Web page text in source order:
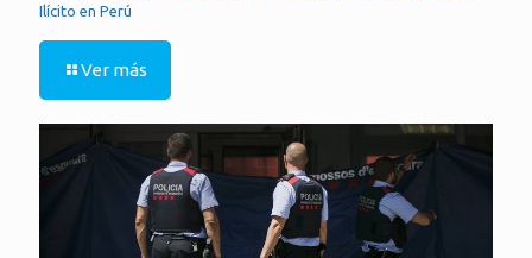
Ilícito en Perú
Ver más